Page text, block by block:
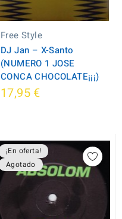
Free Style
DJ Jan – X-Santo
(NUMERO 1 JOSE
CONCA CHOCOLATE¡¡¡)
17,95 €
¡En oferta!
Agotado